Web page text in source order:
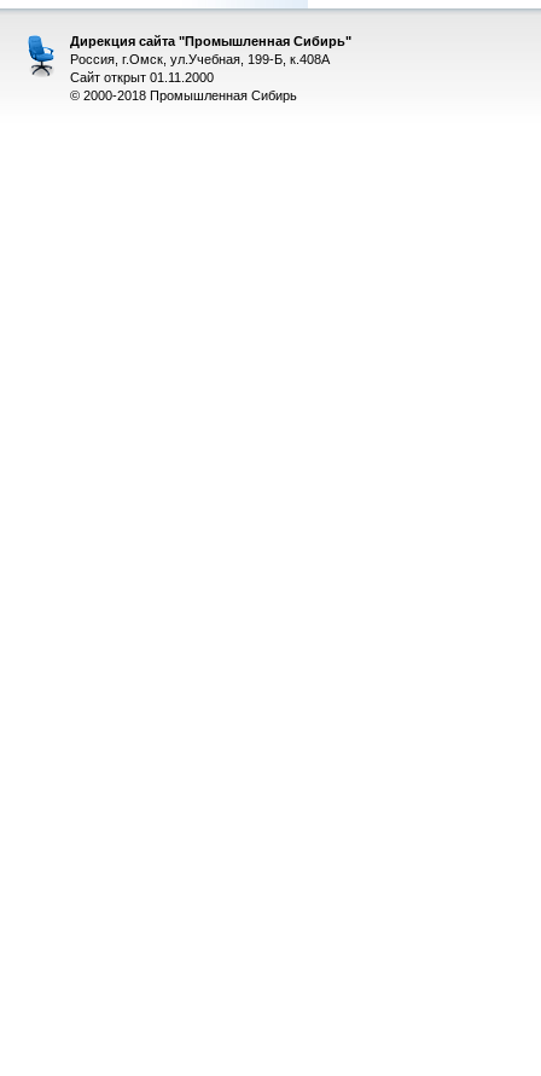
Дирекция сайта "Промышленная Сибирь"
Россия, г.Омск, ул.Учебная, 199-Б, к.408А
Сайт открыт 01.11.2000
© 2000-2018 Промышленная Сибирь